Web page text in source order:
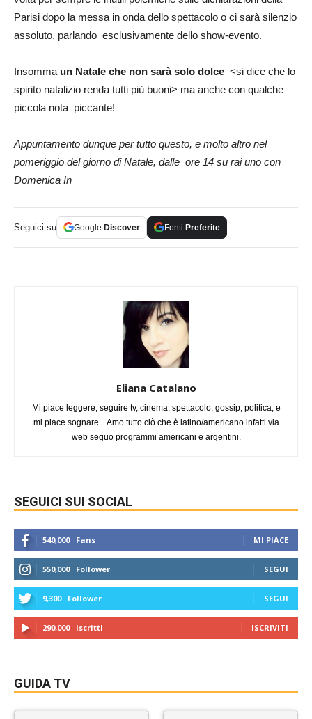
Parisi dopo la messa in onda dello spettacolo o ci sarà silenzio
assoluto, parlando esclusivamente dello show-evento.
Insomma un Natale che non sarà solo dolce <si dice che lo
spirito natalizio renda tutti più buoni> ma anche con qualche
piccola nota piccante!
Appuntamento dunque per tutto questo, e molto altro nel
pomeriggio del giorno di Natale, dalle ore 14 su rai uno con
Domenica In
Seguici su Google Discover Fonti Preferite
Eliana Catalano
Mi piace leggere, seguire tv, cinema, spettacolo, gossip, politica, e
mi piace sognare... Amo tutto ciò che è latino/americano infatti via
web seguo programmi americani e argentini.
SEGUICI SUI SOCIAL
540,000 Fans MI PIACE
550,000 Follower SEGUI
9,300 Follower SEGUI
290,000 Iscritti ISCRIVITI
GUIDA TV